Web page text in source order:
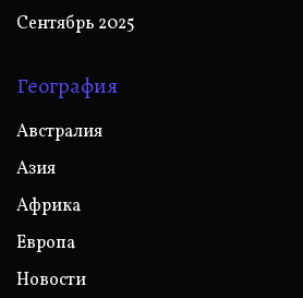
Сентябрь 2025
География
Австралия
Азия
Африка
Европа
Новости